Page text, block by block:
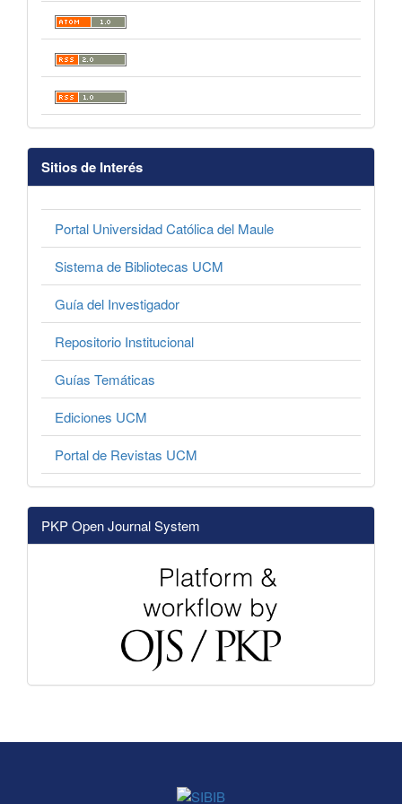
Sitios de Interés
Portal Universidad Católica del Maule
Sistema de Bibliotecas UCM
Guía del Investigador
Repositorio Institucional
Guías Temáticas
Ediciones UCM
Portal de Revistas UCM
PKP Open Journal System